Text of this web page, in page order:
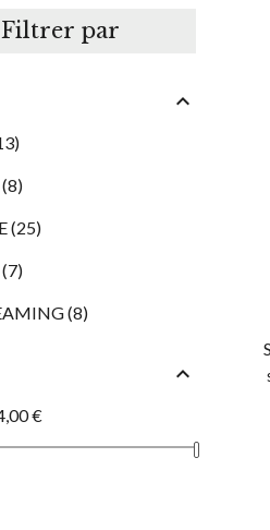
Filtrer par

(8)
(25)
(7)
(8)

€